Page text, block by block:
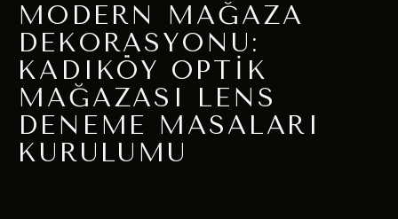
MODERN MAĞAZA
DEKORASYONU:
KADIKÖY OPTIK
MAĞAZASI LENS
DENEME MASALARI
KURULUMU